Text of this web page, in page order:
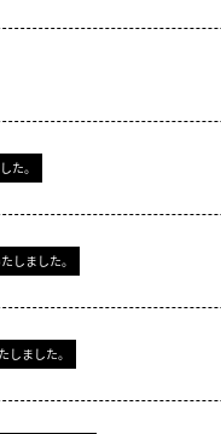
た。
しました。
しました。